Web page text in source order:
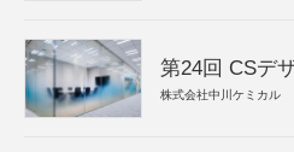
第24回 CSデ
株式会社中川ケミカル